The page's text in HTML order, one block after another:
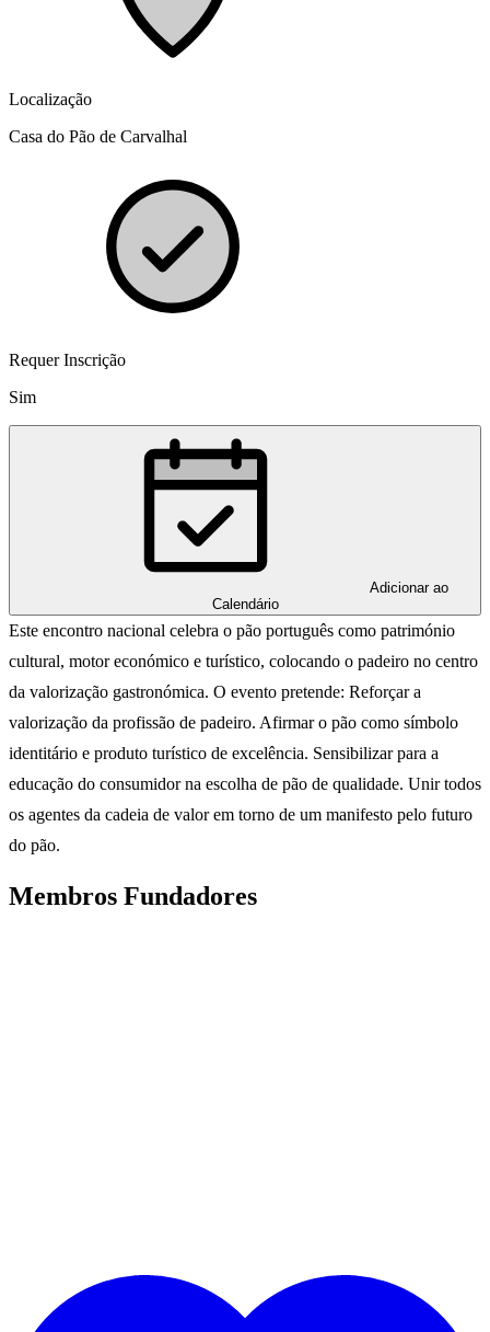
Localização
Casa do Pão de Carvalhal
Requer Inscrição
Sim
Adicionar ao
Calendário
Este encontro nacional celebra o pão português como património
cultural, motor económico e turístico, colocando o padeiro no centro
da valorização gastronómica. O evento pretende: Reforçar a
valorização da profissão de padeiro. Afirmar o pão como símbolo
identitário e produto turístico de excelência. Sensibilizar para a
educação do consumidor na escolha de pão de qualidade. Unir todos
os agentes da cadeia de valor em torno de um manifesto pelo futuro
do pão.
Membros Fundadores